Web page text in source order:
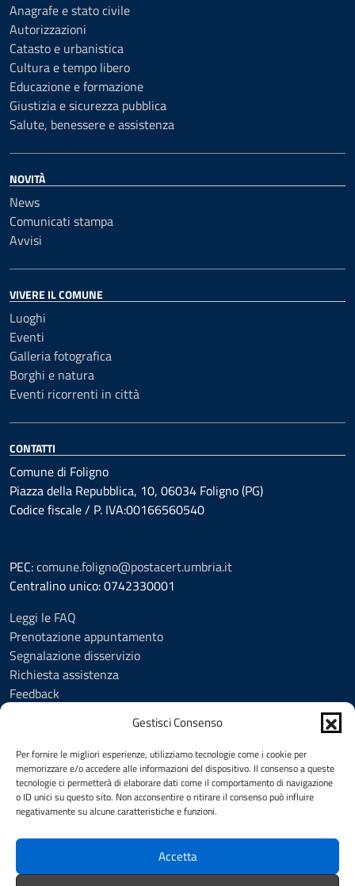
Gestisci Consenso
Per fornire le migliori esperienze, utilizziamo tecnologie come i cookie per
memorizzare e/o accedere alle informazioni del dispositivo. Il consenso a queste
tecnologie ci permetterà di elaborare dati come il comportamento di navigazione
o ID unici su questo sito. Non acconsentire o ritirare il consenso può influire
negativamente su alcune caratteristiche e funzioni.
Accetta
Anagrafe e stato civile
Autorizzazioni
Catasto e urbanistica
Cultura e tempo libero
Educazione e formazione
Giustizia e sicurezza pubblica
Salute, benessere e assistenza
NOVITÀ
News
Comunicati stampa
Avvisi
VIVERE IL COMUNE
Luoghi
Eventi
Galleria fotografica
Borghi e natura
Eventi ricorrenti in città
CONTATTI
Comune di Foligno
Piazza della Repubblica, 10, 06034 Foligno (PG)
Codice fiscale / P. IVA:00166560540
PEC:comune.foligno@postacert.umbria.it
Centralino unico: 0742330001
Leggi le FAQ
Prenotazione appuntamento
Segnalazione disservizio
Richiesta assistenza
Feedback
Informativa privacy
Cookie Policy (UE)
Social Media Policy
Note legali
SEGUICI SU